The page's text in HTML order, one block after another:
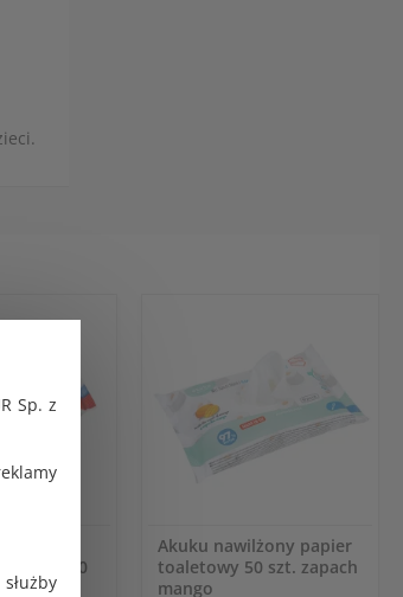
Sp. z
99% 70
Akuku nawilżony papier
toaletowy 50 szt. zapach
mango